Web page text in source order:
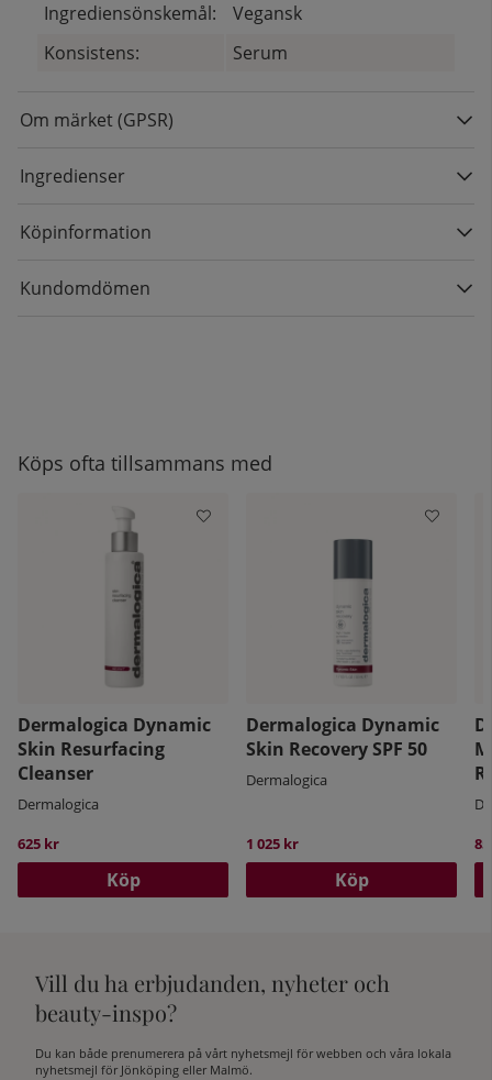
Ingrediensönskemål:
Vegansk
Konsistens:
Serum
Om märket (GPSR)
Ingredienser
Köpinformation
Kundomdömen
Köps ofta tillsammans med
Dermalogica Dynamic
Skin Resurfacing
Cleanser
Dermalogica
625 kr
Köp
Dermalogica Dynamic
Skin Recovery SPF 50
Dermalogica
1 025 kr
Köp
Vill du ha erbjudanden, nyheter och
beauty-inspo?
Du kan både prenumerera på vårt nyhetsmejl för webben och våra lokala
nyhetsmejl för Jönköping eller Malmö.